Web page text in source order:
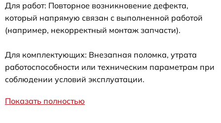
Для работ: Повторное возникновение дефекта,
который напрямую связан с выполненной работой
(например, некорректный монтаж запчасти).
Для комплектующих: Внезапная поломка, утрата
работоспособности или техническим параметрам при
соблюдении условий эксплуатации.
Показать полностью